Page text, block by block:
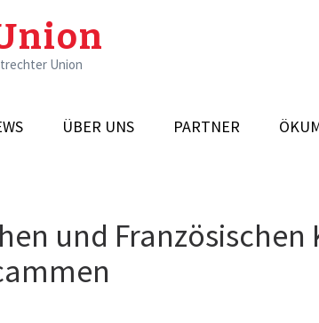
Union
ÜBER UNS PARTNER
und Französischen